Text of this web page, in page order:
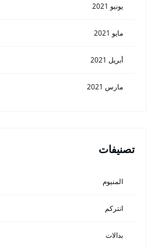
يونيو 2021
مايو 2021
أبريل 2021
مارس 2021
تصنيفات
المنيوم
انتركم
بدالات